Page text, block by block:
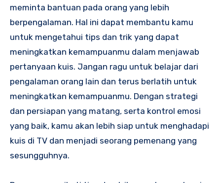
meminta bantuan pada orang yang lebih
berpengalaman. Hal ini dapat membantu kamu
untuk mengetahui tips dan trik yang dapat
meningkatkan kemampuanmu dalam menjawab
pertanyaan kuis. Jangan ragu untuk belajar dari
pengalaman orang lain dan terus berlatih untuk
meningkatkan kemampuanmu. Dengan strategi
dan persiapan yang matang, serta kontrol emosi
yang baik, kamu akan lebih siap untuk menghadapi
kuis di TV dan menjadi seorang pemenang yang
sesungguhnya.